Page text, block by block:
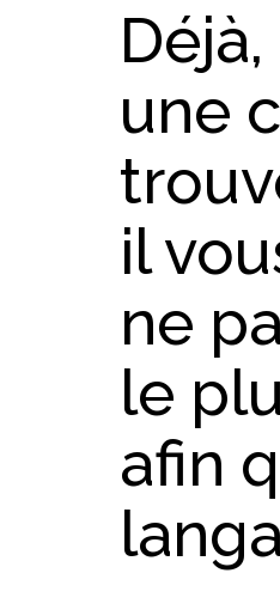
une
il
ne
le
afin